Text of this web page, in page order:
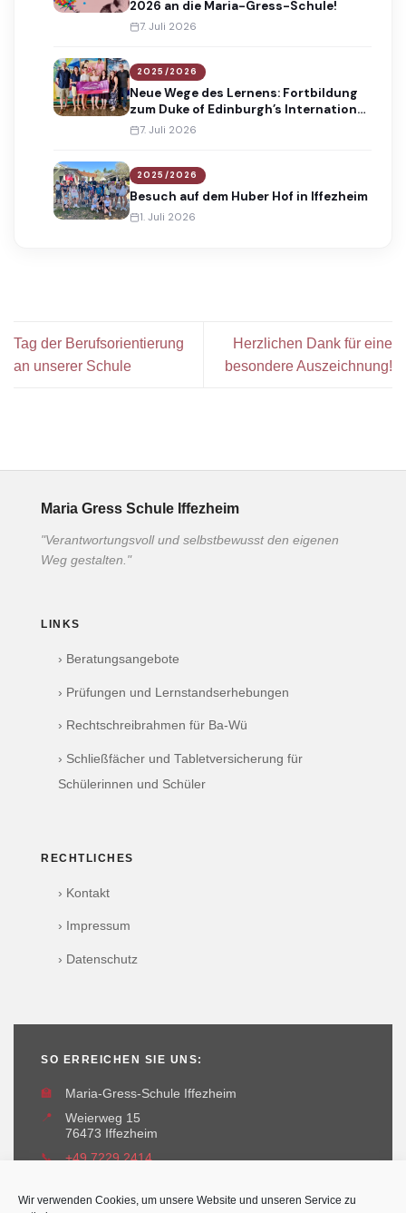
Wir verwenden Cookies, um unsere Website und unseren Service zu
2026 an die Maria-Gress-Schule!
7. Juli 2026
2025/2026
Neue Wege des Lernens: Fortbildung
zum Duke of Edinburgh’s International
Award
7. Juli 2026
2025/2026
Besuch auf dem Huber Hof in Iffezheim
1. Juli 2026
Tag der Berufsorientierung
an unserer Schule
Herzlichen Dank für eine
besondere Auszeichnung!
Maria Gress Schule Iffezheim
"Verantwortungsvoll und selbstbewusst den eigenen
Weg gestalten."
LINKS
› Beratungsangebote
› Prüfungen und Lernstandserhebungen
› Rechtschreibrahmen für Ba-Wü
› Schließfächer und Tabletversicherung für
Schülerinnen und Schüler
RECHTLICHES
› Kontakt
› Impressum
› Datenschutz
SO ERREICHEN SIE UNS:
🏫
Maria-Gress-Schule Iffezheim
📍
Weierweg 15
76473 Iffezheim
📞
+49 7229 2414